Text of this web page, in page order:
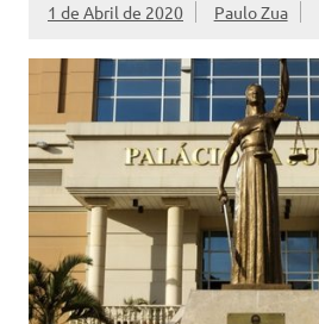
1 de Abril de 2020 Paulo Zua